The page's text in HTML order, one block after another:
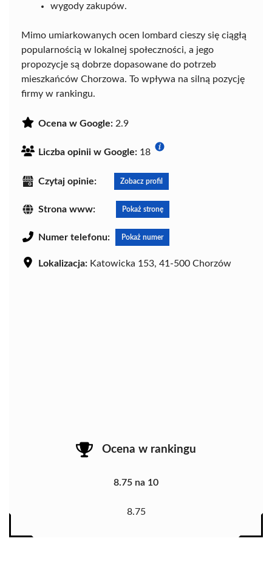
wygody zakupów.
Mimo umiarkowanych ocen lombard cieszy się ciągłą
popularnością w lokalnej społeczności, a jego
propozycje są dobrze dopasowane do potrzeb
mieszkańców Chorzowa. To wpływa na silną pozycję
firmy w rankingu.
Ocena w Google: 2.9
Liczba opinii w Google: 18
Czytaj opinie: Zobacz profil
Strona www: Pokaż stronę
Numer telefonu: Pokaż numer
Lokalizacja: Katowicka 153, 41-500 Chorzów
Ocena w rankingu
8.75 na 10
8.75